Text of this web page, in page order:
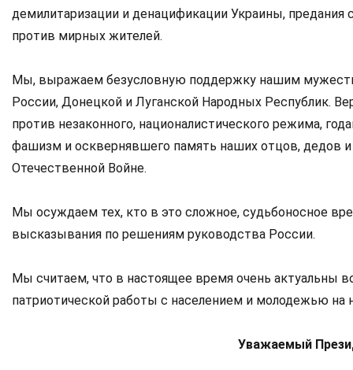
демилитаризации и денацификации Украины,
против мирных жителей.
Мы, выражаем безусловную поддержку нашим
России, Донецкой и Луганской Народных Республик.
против незаконного, националистического режима,
фашизм и осквернявшего память наших отцов, дедов
Отечественной Войне.
Мы осуждаем тех, кто в это сложное, судьбоносное
высказывания по решениям руководства России.
Мы считаем, что в настоящее время очень актуальны
патриотической работы с населением и молодежью
Уважаемый